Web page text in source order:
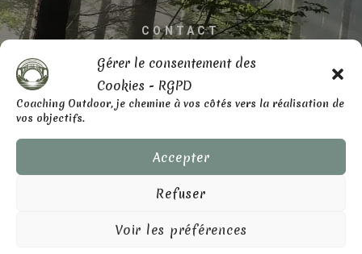
Gérer le consentement des
Cookies - RGPD
Coaching Outdoor, je chemine à vos côtés vers la réalisation de
vos objectifs.
Accepter
Refuser
Voir les préférences
CONTACT
Tel: 06 61 77 64 64
SUIVEZ-NOUS ..
Copyright © 2024Energy Outdoor Coach
Crealys Concept Web
Mentions Légales